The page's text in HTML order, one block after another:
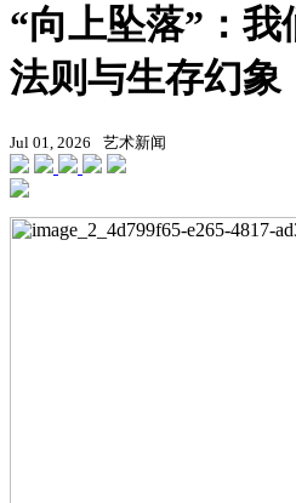
“向上坠落”：我
法则与生存幻象
Jul 01, 2026 艺术新闻